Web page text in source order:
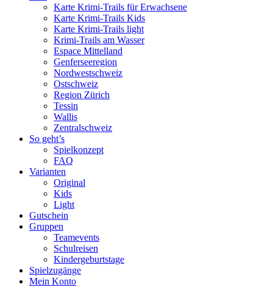
Karte Krimi-Trails für Erwachsene
Karte Krimi-Trails Kids
Karte Krimi-Trails light
Krimi-Trails am Wasser
Espace Mittelland
Genferseeregion
Nordwestschweiz
Ostschweiz
Region Zürich
Tessin
Wallis
Zentralschweiz
So geht’s
Spielkonzept
FAQ
Varianten
Original
Kids
Light
Gutschein
Gruppen
Teamevents
Schulreisen
Kindergeburtstage
Spielzugänge
Mein Konto